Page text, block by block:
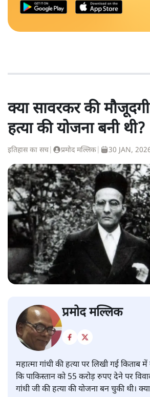
क्या सावरकर की
हत्या की योजना बनी थी?
इतिहास का सच प्रमोद मल्लिक 30 JAN,
प्रमोद मल्लिक
महात्मा गांधी की हत्या पर लिखी गई किताब
कि पाकिस्तान को 55 करोड़ रुपए देने पर
गांधी जी की हत्या की योजना बन चुकी थी।